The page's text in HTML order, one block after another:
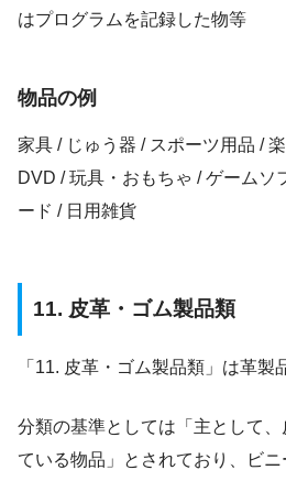
はプログラムを記録した物等
物品の例
家具 / じゅう器 / スポーツ用品 /
DVD / 玩具・おもちゃ / ゲームソ
ード / 日用雑貨
11. 皮革・ゴム製品類
「11. 皮革・ゴム製品類」は革製
分類の基準としては「主として
ている物品」とされており、ビ